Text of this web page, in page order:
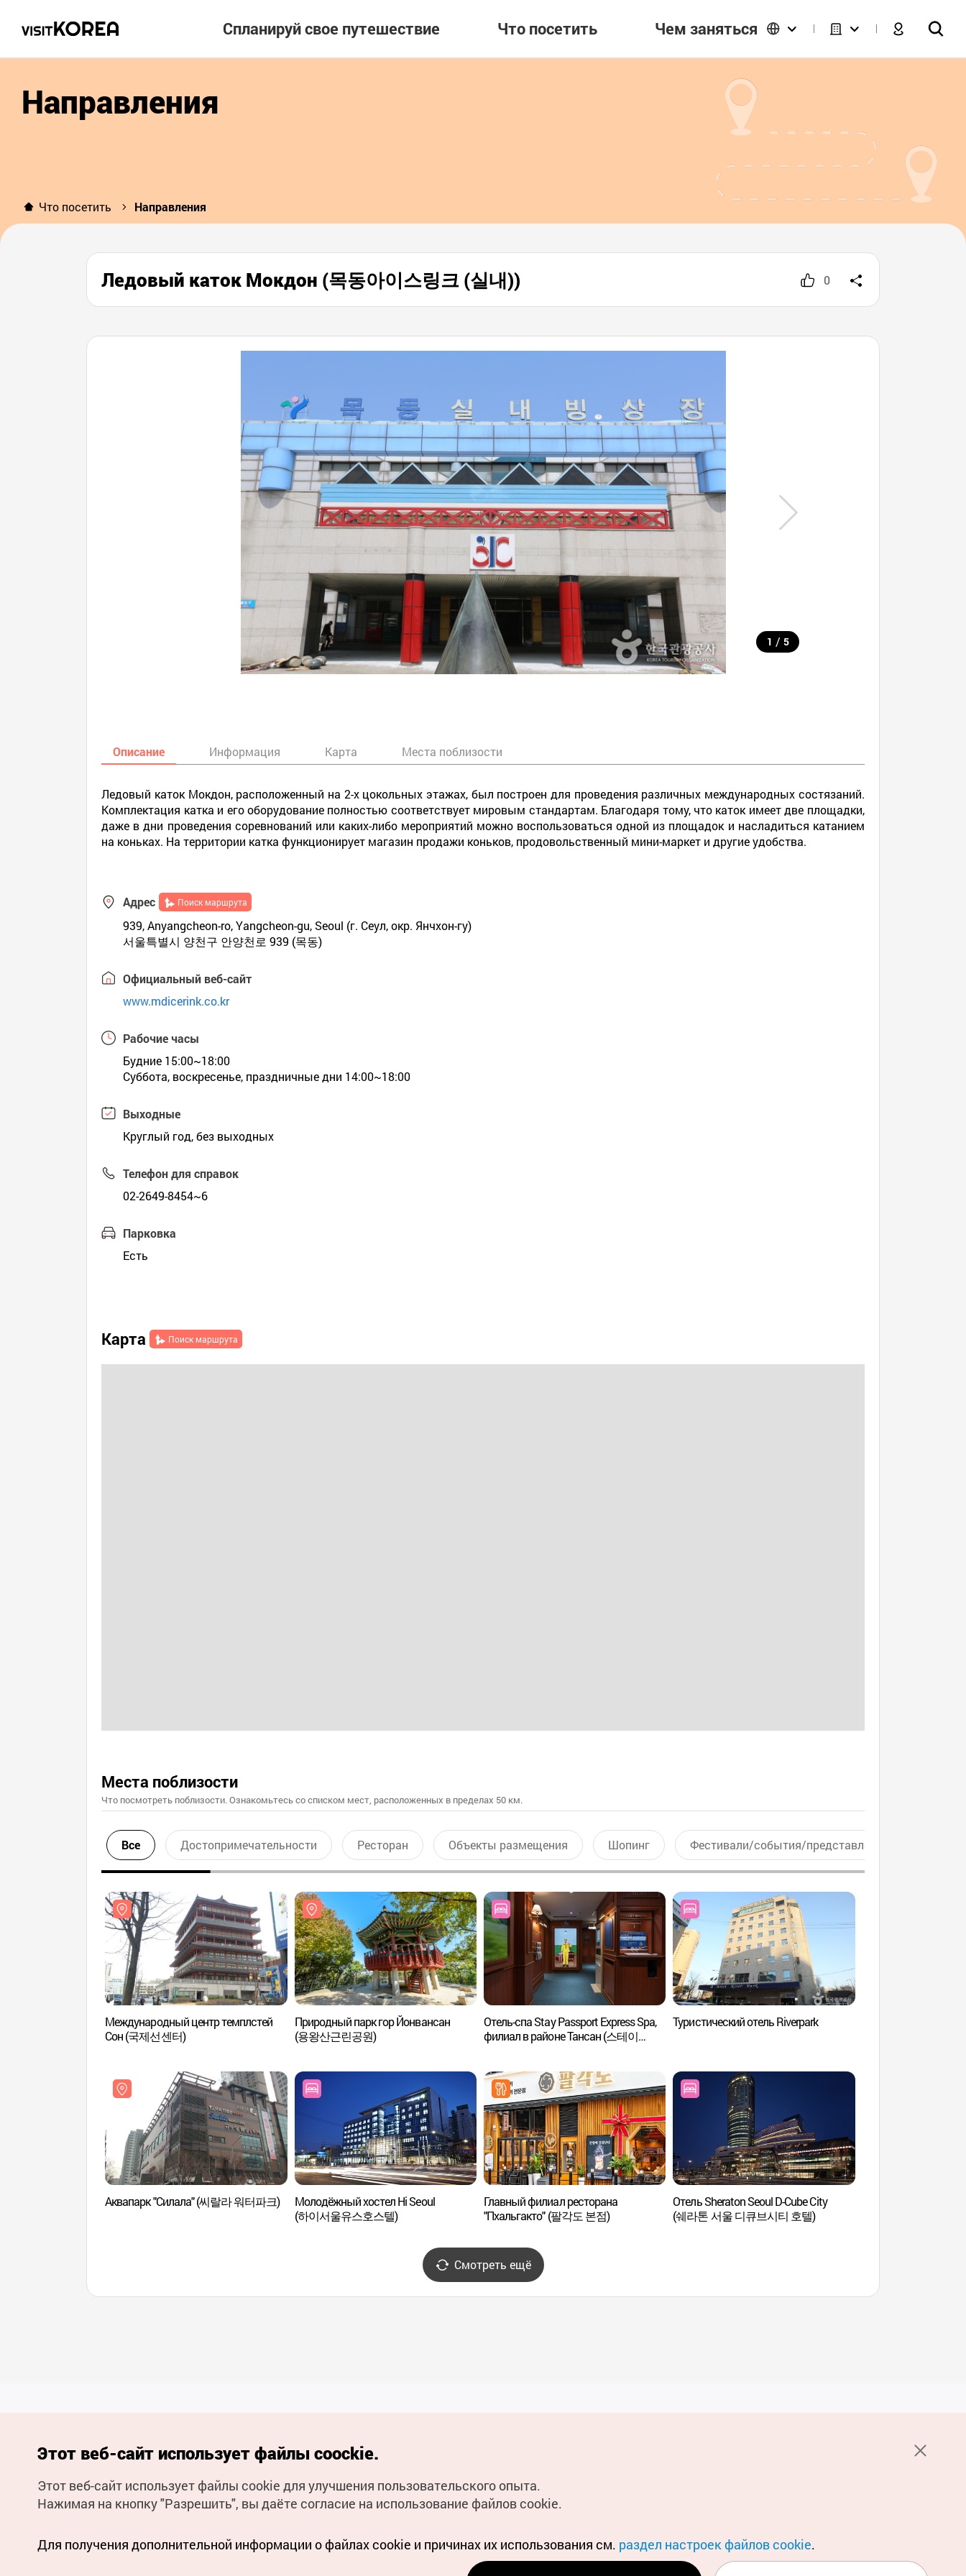
Спланируй свое путешествие Что посетить Чем заняться
Направления
Что посетить Направления
Ледовый каток Мокдон (목동아이스링크 (실내)) 0
1 / 5
Описание Информация Карта Места поблизости
Ледовый каток Мокдон, расположенный на 2-х цокольных этажах, был построен для проведения различных международных состязаний.
Комплектация катка и его оборудование полностью соответствует мировым стандартам. Благодаря тому, что каток имеет две площадки,
даже в дни проведения соревнований или каких-либо мероприятий можно воспользоваться одной из площадок и насладиться катанием
на коньках. На территории катка функционирует магазин продажи коньков, продовольственный мини-маркет и другие удобства.
Адрес Поиск маршрута
939, Anyangcheon-ro, Yangcheon-gu, Seoul (г. Сеул, окр. Янчхон-гу)
서울특별시 양천구 안양천로 939 (목동)
Официальный веб-сайт
www.mdicerink.co.kr
Рабочие часы
Будние 15:00~18:00
Суббота, воскресенье, праздничные дни 14:00~18:00
Выходные
Круглый год, без выходных
Телефон для справок
02-2649-8454~6
Парковка
Есть
Карта Поиск маршрута
Места поблизости
Что посмотреть поблизости. Ознакомьтесь со списком мест, расположенных в пределах 50 км.
Все Достопримечательности Ресторан Объекты размещения Шопинг Фестивали/события/представления
Международный центр темплстей
Сон (국제선센터)
Природный парк гор Йонвансан
(용왕산근린공원)
Отель-спа Stay Passport Express Spa,
филиал в районе Тансан (스테이
Туристический отель Riverpark
Аквапарк "Силала" (씨랄라 워터파크)
Молодёжный хостел Hi Seoul
(하이서울유스호스텔)
Главный филиал ресторана
"Пхальгакто" (팔각도 본점)
Отель Sheraton Seoul D-Cube City
(쉐라톤 서울 디큐브시티 호텔)
Смотреть ещё
Горячая линия для туристов 1330
Электронные книги
О файлах Cookie
Условия геосервиса
(с) Национальная организация туризма Кореи Все права
защищены
Для извещения об ошибках и проблемах, связанных с работой
russian@knto.or.kr
Этот веб-сайт использует файлы coockie.
Этот веб-сайт использует файлы cookie для улучшения пользовательского опыта.
Нажимая на кнопку "Разрешить", вы даёте согласие на использование файлов cookie.
Для получения дополнительной информации о файлах cookie и причинах их использования см. раздел настроек файлов cookie.